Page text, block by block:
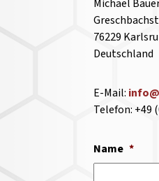
Michael
76229
Deutschland
E-Mail:
Telefon: +49
Name *